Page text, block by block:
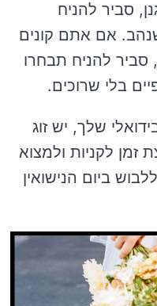
סביר להניח
אם אתם קונים
סביר להניח תבחרו
בלי שרוכים.
שלך, יש זוג
זמן לקניות ולמצוא
ביום הנישואין